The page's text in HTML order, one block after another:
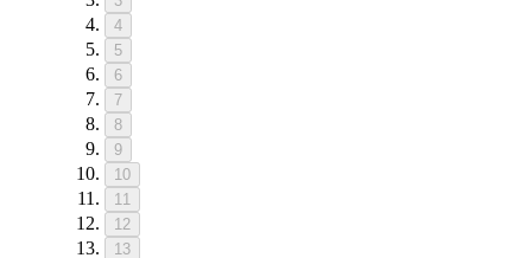
4
5
6
7
8
9
10
11
12
13